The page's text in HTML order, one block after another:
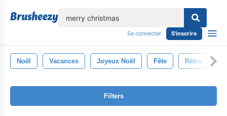
Se connecter S'inscrire
Noël Vacances Joyeux Noël Fête Rétro
Filters